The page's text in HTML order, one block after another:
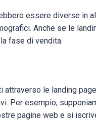
essere diverse in
Anche se le
fase di vendita.
attraverso le landing
Per esempio,
pagine web e si